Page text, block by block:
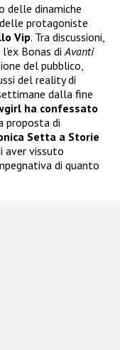
delle dinamiche
protagoniste
Vip. Tra discussioni,
Bonas di Avanti
del pubblico,
del reality di
dalla fine
ha confessato
proposta di
Setta a Storie
aver vissuto
di quanto